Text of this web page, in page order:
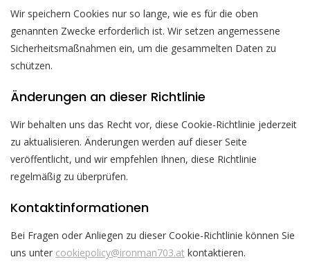
Wir speichern Cookies nur so lange, wie es für die oben
genannten Zwecke erforderlich ist. Wir setzen angemessene
Sicherheitsmaßnahmen ein, um die gesammelten Daten zu
schützen.
Änderungen an dieser Richtlinie
Wir behalten uns das Recht vor, diese Cookie-Richtlinie jederzeit
zu aktualisieren. Änderungen werden auf dieser Seite
veröffentlicht, und wir empfehlen Ihnen, diese Richtlinie
regelmäßig zu überprüfen.
Kontaktinformationen
Bei Fragen oder Anliegen zu dieser Cookie-Richtlinie können Sie
uns unter cookiepolicy@ironman703.at kontaktieren.